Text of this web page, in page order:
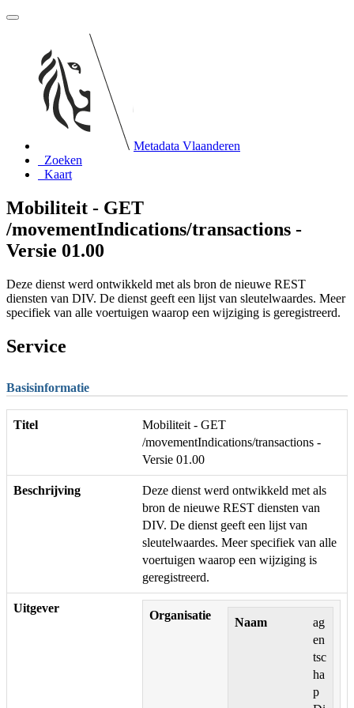
Metadata Vlaanderen
Zoeken
Kaart
Mobiliteit - GET
/movementIndications/transactions -
Versie 01.00
Deze dienst werd ontwikkeld met als bron de nieuwe REST
diensten van DIV. De dienst geeft een lijst van sleutelwaardes. Meer
specifiek van alle voertuigen waarop een wijziging is geregistreerd.
Service
Basisinformatie
Titel
Mobiliteit - GET
/movementIndications/transactions -
Versie 01.00
Beschrijving
Deze dienst werd ontwikkeld met als
bron de nieuwe REST diensten van
DIV. De dienst geeft een lijst van
sleutelwaardes. Meer specifiek van alle
voertuigen waarop een wijziging is
geregistreerd.
Uitgever
Organisatie
Naam
ag
en
tsc
ha
p